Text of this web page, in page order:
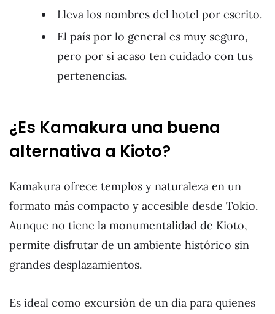
Lleva los nombres del hotel por escrito.
El país por lo general es muy seguro,
pero por si acaso ten cuidado con tus
pertenencias.
¿Es Kamakura una buena
alternativa a Kioto?
Kamakura ofrece templos y naturaleza en un
formato más compacto y accesible desde Tokio.
Aunque no tiene la monumentalidad de Kioto,
permite disfrutar de un ambiente histórico sin
grandes desplazamientos.
Es ideal como excursión de un día para quienes